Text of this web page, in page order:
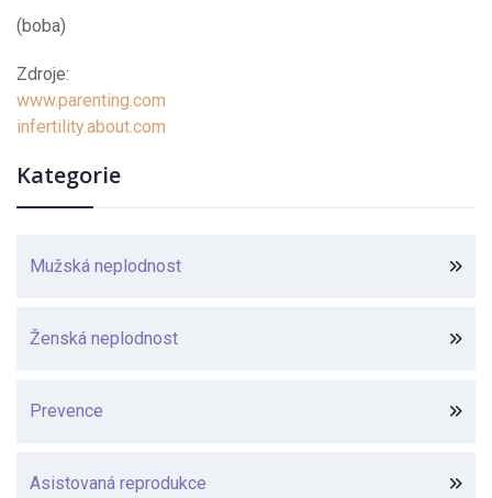
(boba)
Zdroje:
www.parenting.com
infertility.about.com
Kategorie
Mužská neplodnost
Ženská neplodnost
Prevence
Asistovaná reprodukce